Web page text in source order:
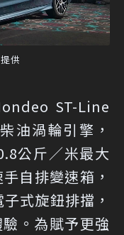
供
ST-Line
油渦輪引擎，
公斤／米最大
自排變速箱，
式旋鈕排擋，
。為賦予更強